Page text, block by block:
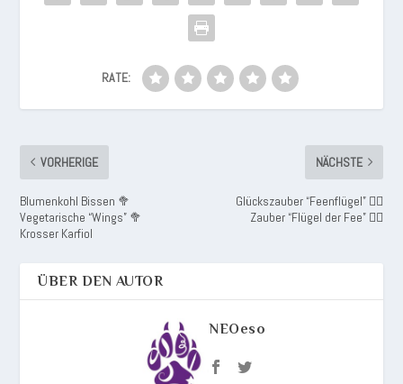
RATE:
VORHERIGE
Blumenkohl Bissen 🥦
Vegetarische “Wings” 🥦
Krosser Karfiol
NÄCHSTE
Glückszauber “Feenflügel” 🧚‍♀️
Zauber “Flügel der Fee” 🧚‍♂️
ÜBER DEN AUTOR
NEOeso